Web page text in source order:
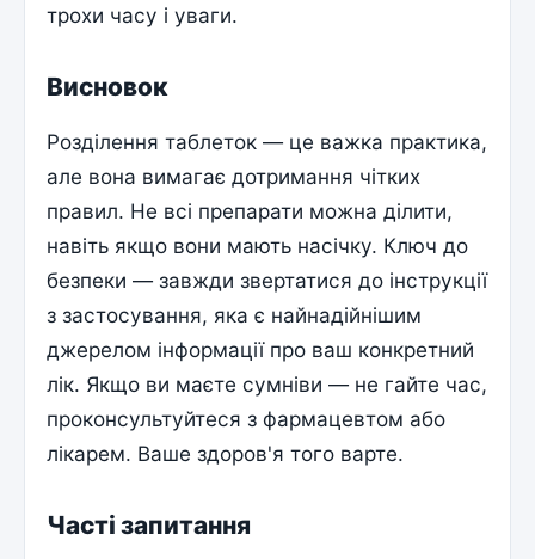
трохи часу і уваги.
Висновок
Розділення таблеток — це важка практика,
але вона вимагає дотримання чітких
правил. Не всі препарати можна ділити,
навіть якщо вони мають насічку. Ключ до
безпеки — завжди звертатися до інструкції
з застосування, яка є найнадійнішим
джерелом інформації про ваш конкретний
лік. Якщо ви маєте сумніви — не гайте час,
проконсультуйтеся з фармацевтом або
лікарем. Ваше здоров'я того варте.
Часті запитання